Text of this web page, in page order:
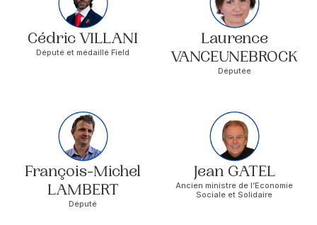
Cédric VILLANI
Député et médaillé Field
Laurence
VANCEUNEBROCK
Députée
François-Michel
LAMBERT
Député
Jean GATEL
Ancien ministre de l’Economie
Sociale et Solidaire